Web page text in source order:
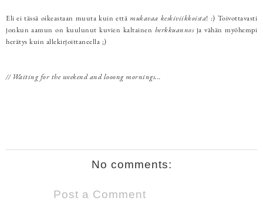
Eli ei tässä oikeastaan muuta kuin ettämukavaa keskiviikkoista! :) Toivottavasti
jonkun aamun on kuulunut kuvien kaltainen herkkuannosja vähän myöhempi
herätys kuin allekirjoittaneella ;)
// Waiting for the weekend and looong mornings...
No comments:
Post a Comment